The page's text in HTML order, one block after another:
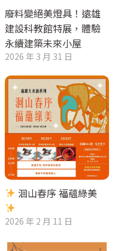
廢料變絕美燈具！遠雄
建設科教館特展，體驗
永續建築未來小屋
2026 年 3 月 31 日
洄山春序 福蘊綠美
2026 年 2 月 11 日